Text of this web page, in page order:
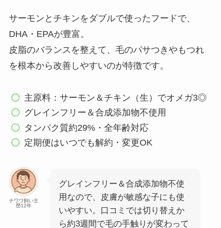
サーモンとチキンをダブルで使ったフードで、
DHA・EPAが豊富。
皮脂のバランスを整えて、毛のパサつきやもつれ
を根本から改善しやすいのが特徴です。
主原料：サーモン＆チキン（生）でオメガ3◎
グレインフリー＆合成添加物不使用
タンパク質約29%・全年齢対応
定期便はいつでも解約・変更OK
チワワ飼い主
歴12年
グレインフリー＆合成添加物不使
用なので、皮膚が敏感な子にも使
いやすい。口コミでは切り替えか
ら約3週間で毛の手触りが変わって